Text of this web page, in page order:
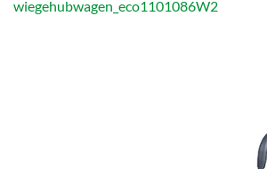
wiegehubwagen_eco1101086W2